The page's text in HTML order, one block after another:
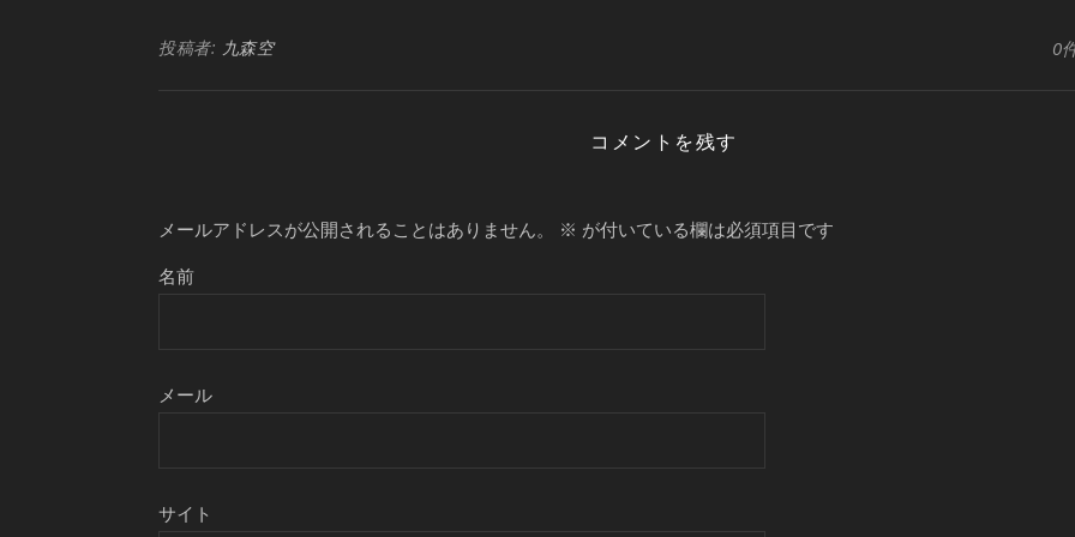
投稿者: 九森空 0
コメントを残す
メールアドレスが公開されることはありません。 ※ が付いている欄は必須項目です
名前
メール
サイト